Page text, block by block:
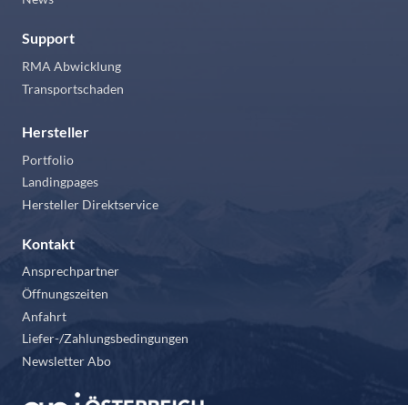
Support
RMA Abwicklung
Transportschaden
Hersteller
Portfolio
Landingpages
Hersteller Direktservice
Kontakt
Ansprechpartner
Öffnungszeiten
Anfahrt
Liefer-/Zahlungsbedingungen
Newsletter Abo